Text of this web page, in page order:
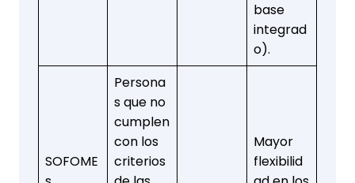
base
integrad
o).
SOFOME
Persona
s que no
cumplen
con los
criterios
Mayor
flexibilid